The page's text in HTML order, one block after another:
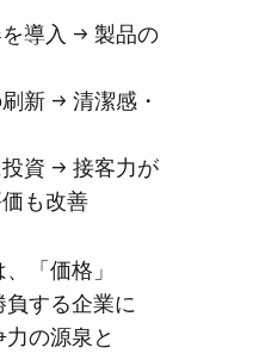
導入 → 製品の​
新 → 清潔感・
資 → 接客力が​
も​改善
「価格」
する​企業に​
の​源泉と​